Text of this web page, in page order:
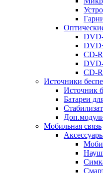
CD-
CD-R
Источники
Источник
Батареи
Мобильная связь